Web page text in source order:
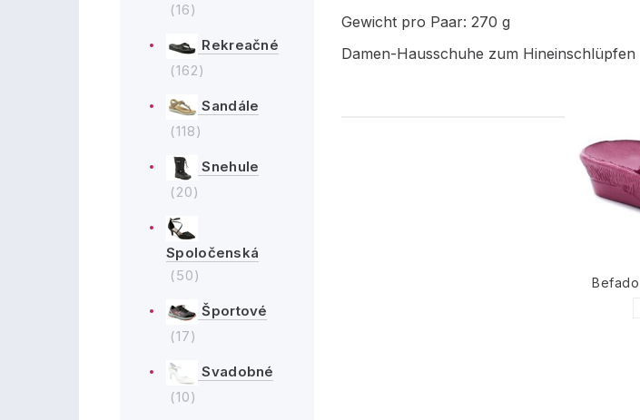
(16)
Rekreačné
(162)
Sandále
(118)
Snehule
(20)
Spoločenská
(50)
Športové
(17)
Svadobné
(10)
Gewicht pro Paar: 270 g
Damen-Hausschuhe zum Hineinschlüpfen